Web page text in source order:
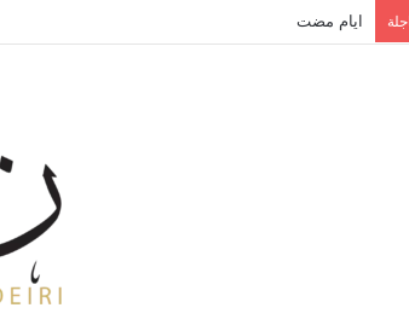
ايام مضت